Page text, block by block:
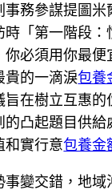
事務參謀提圖米
時「第一階段：
你必須用你最便
貴的一滴淚包養
旨在樹立互惠的
的凸起題目供給
和實行意包養金
事變交錯，地域